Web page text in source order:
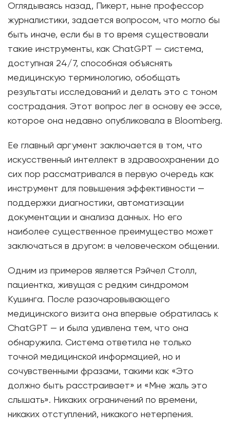
Оглядываясь назад, Пикерт, ныне профессор
журналистики, задается вопросом, что могло бы
быть иначе, если бы в то время существовали
такие инструменты, как ChatGPT — система,
доступная 24/7, способная объяснять
медицинскую терминологию, обобщать
результаты исследований и делать это с тоном
сострадания. Этот вопрос лег в основу ее эссе,
которое она недавно опубликовала в Bloomberg.
Ее главный аргумент заключается в том, что
искусственный интеллект в здравоохранении до
сих пор рассматривался в первую очередь как
инструмент для повышения эффективности —
поддержки диагностики, автоматизации
документации и анализа данных. Но его
наиболее существенное преимущество может
заключаться в другом: в человеческом общении.
Одним из примеров является Рэйчел Столл,
пациентка, живущая с редким синдромом
Кушинга. После разочаровывающего
медицинского визита она впервые обратилась к
ChatGPT — и была удивлена ​​тем, что она
обнаружила. Система ответила не только
точной медицинской информацией, но и
сочувственными фразами, такими как «Это
должно быть расстраивает» и «Мне жаль это
слышать». Никаких ограничений по времени,
никаких отступлений, никакого нетерпения.